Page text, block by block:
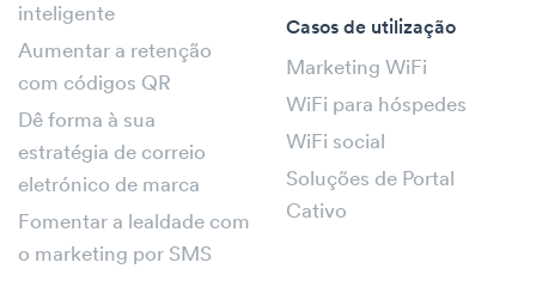
inteligente
Aumentar a retenção
com códigos QR
Dê forma à sua
estratégia de correio
eletrónico de marca
Fomentar a lealdade com
o marketing por SMS
Casos de utilização
Marketing WiFi
WiFi para hóspedes
WiFi social
Soluções de Portal
Cativo